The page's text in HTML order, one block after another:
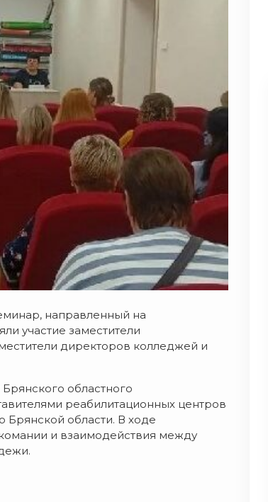
направленный на
участие заместители
директоров колледжей и
областного
реабилитационных центров
области. В ходе
и взаимодействия между